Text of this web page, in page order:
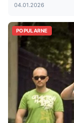
04.01.2026
POPULARNE